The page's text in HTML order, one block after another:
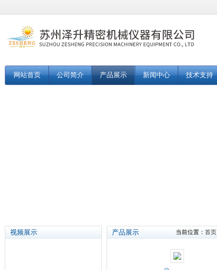
网站首页 公司简介 产品展示 新闻中心 技术支持
视频展示 产品展示 当前位置： 首页